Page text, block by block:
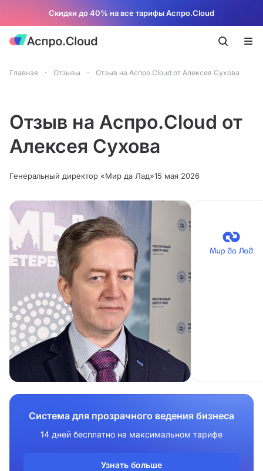
Скидки до 40% на все тарифы Аспро.Cloud
Главная Отзывы Отзыв на Аспро.Cloud от Алексея Сухова
Отзыв на Аспро.Cloud от
Алексея Сухова
Генеральный директор «Мир да Лад»15 мая 2026
Система для прозрачного ведения бизнеса
14 дней бесплатно на максимальном тарифе
Узнать больше